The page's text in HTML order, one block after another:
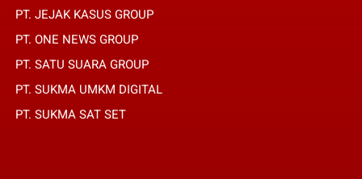
PT. JEJAK KASUS GROUP
PT. ONE NEWS GROUP
PT. SATU SUARA GROUP
PT. SUKMA UMKM DIGITAL
PT. SUKMA SAT SET